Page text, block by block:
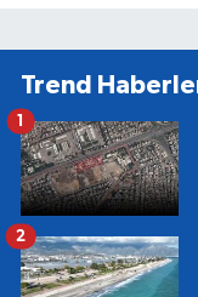
Trend
1
2